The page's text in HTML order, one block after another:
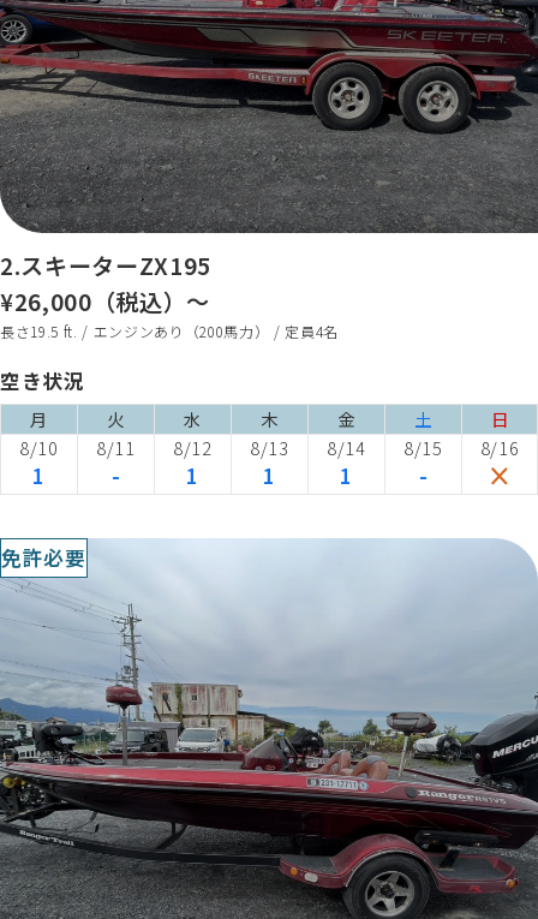
2.スキーターZX195
¥26,000（税込）～
長さ19.5 ft. / エンジンあり（200馬力） / 定員4名
空き状況
月 火 水 木 金 土
日
8/10
1
8/11
-
8/12
1
8/13
1
8/14
1
8/15
-
8/16
免許必要